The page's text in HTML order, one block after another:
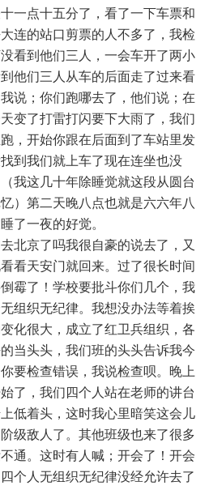
一点十五分了，看了一下车票和
连的站口剪票的人不多了，我检
看到他们三人，一会车开了两小
他们三人从车的后面走了过来看
说；你们跑哪去了，他们说；在
变了打雷打闪要下大雨了，我们
，开始你跟在后面到了车站里发
到我们就上车了现在连坐也没
我这几十年除睡觉就这段从圆台
）第二天晚八点也就是六六年八
了一夜的好觉。
北京了吗我很自豪的说去了，又
看天安门就回来。过了很长时间
霉了！学校要批斗你们几个，我
组织无纪律。我想没办法等着挨
化很大，成立了红卫兵组织，各
当头头，我们班的头头告诉我今
要检查错误，我说检查呗。晚上
了，我们四个人站在老师的讲台
低着头，这时我心里暗笑这会儿
级敌人了。其他班级也来了很多
通。这时有人喊；开会了！开会
个人无组织无纪律没经允许去了